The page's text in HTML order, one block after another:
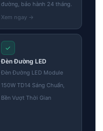
đường, bảo hành 24 tháng.
✓
Đèn Đường LED
Đèn Đường LED Module
150W TD14 Sáng Chuẩn,
Bền Vượt Thời Gian